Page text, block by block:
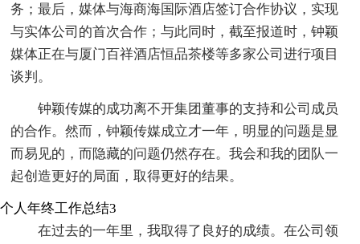
务；最后，媒体与海商海国际酒店签订合作协议，实现
与实体公司的首次合作；与此同时，截至报道时，钟颖
媒体正在与厦门百祥酒店恒品茶楼等多家公司进行项目
谈判。
钟颖传媒的成功离不开集团董事的支持和公司成员
的合作。然而，钟颖传媒成立才一年，明显的问题是显
而易见的，而隐藏的问题仍然存在。我会和我的团队一
起创造更好的局面，取得更好的结果。
个人年终工作总结3
在过去的一年里，我取得了良好的成绩。在公司领